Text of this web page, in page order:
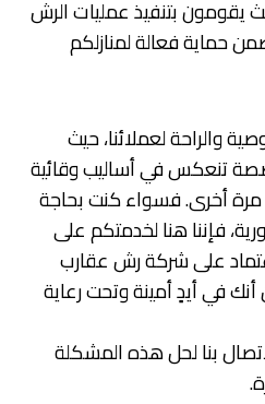
يقومون بتنفيذ عمليات الرش
حماية فعالة لمنازلكم
والراحة لعملائنا، حيث
تنعكس في أساليب وقائية
أخرى. فسواء كنت بحاجة
فإننا هنا لخدمتكم على
على شركة رش عقارب
في أيدٍ أمينة وتحت رعاية
بنا لحل هذه المشكلة